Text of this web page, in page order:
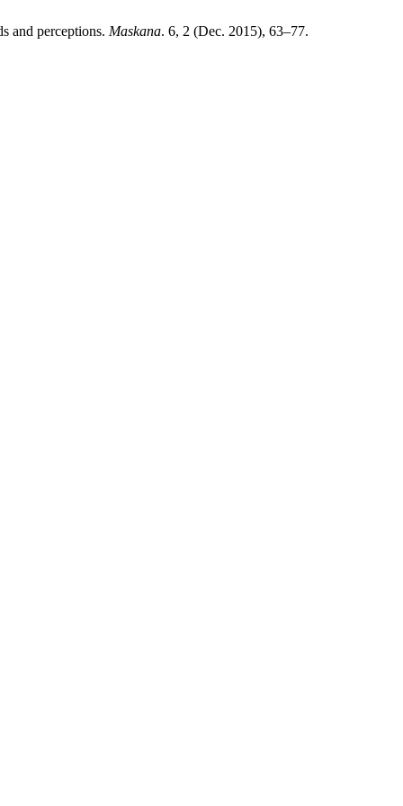
and perceptions. Maskana. 6, 2 (Dec. 2015), 63–77.